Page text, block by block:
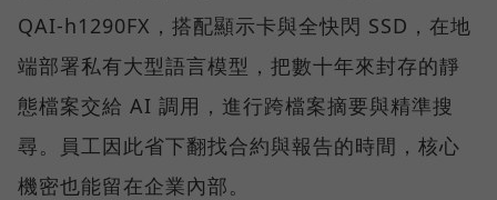
QAI-h1290FX，搭配顯示卡與全快閃 SSD，在地
端部署私有大型語言模型，把數十年來封存的靜
態檔案交給 AI 調用，進行跨檔案摘要與精準搜
尋。員工因此省下翻找合約與報告的時間，核心
機密也能留在企業內部。